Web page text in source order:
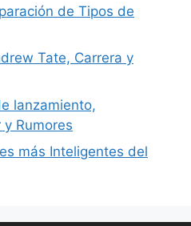
de Tipos de
Tate, Carrera y
lanzamiento,
Rumores
más Inteligentes del